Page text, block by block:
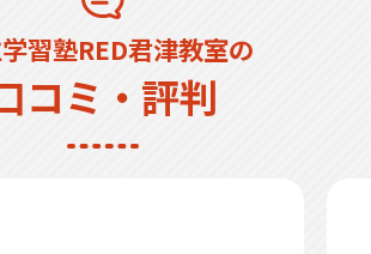
習塾RED君津教室の
コミ・評判